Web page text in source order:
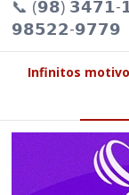
📞 (𝟵𝟴)
𝟵𝟴𝟱𝟮𝟮-𝟵𝟳𝟳𝟵
Infinitos